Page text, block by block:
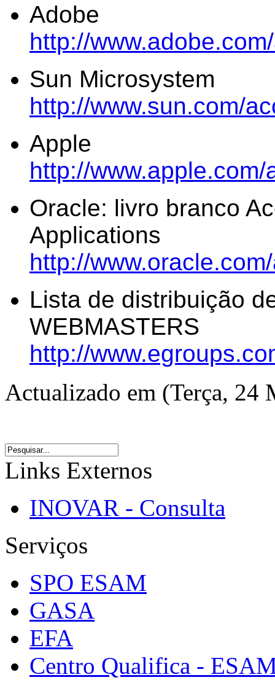
Adobe
http://
Sun Microsystem
http://www.sun.com/
Apple
http://
Oracle: livro branco
Applications
http://
Lista de distribuição
WEBMASTERS
http://
Actualizado em (Terça, 24
Links Externos
INOVAR - Consulta
Serviços
SPO ESAM
GASA
EFA
Centro Qualifica -